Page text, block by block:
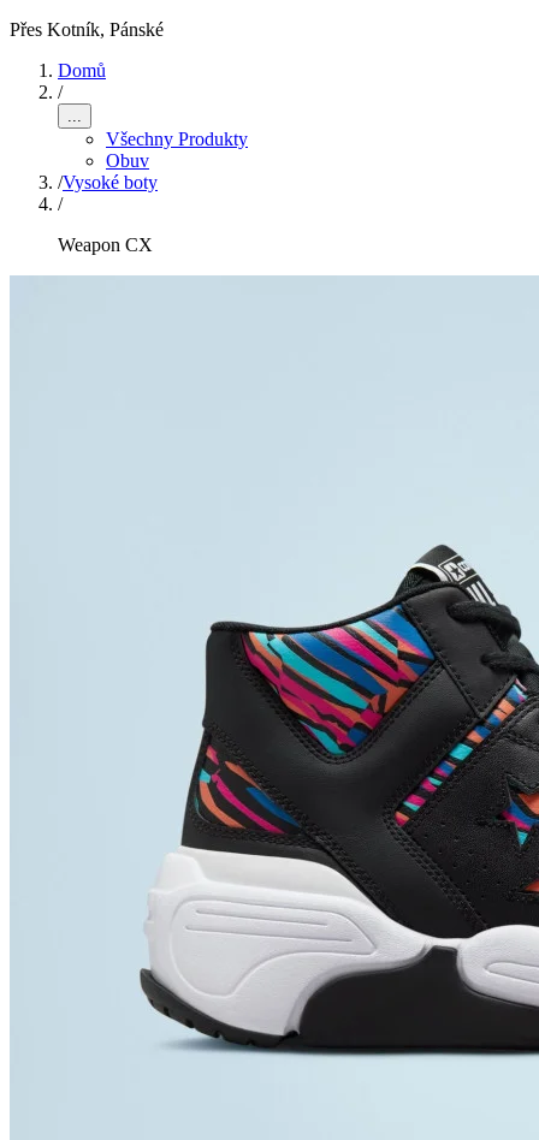
Přes Kotník, Pánské
Domů
/
...
Všechny Produkty
Obuv
/Vysoké boty
/
Weapon CX